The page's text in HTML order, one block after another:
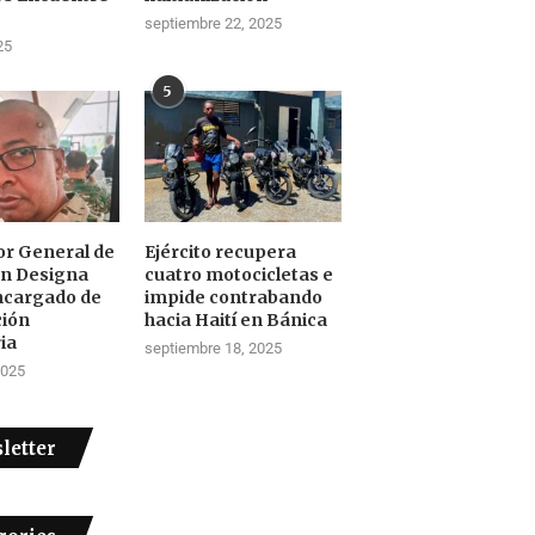
septiembre 22, 2025
General de
Designa
de
5
Ejército recupera
cuatro motocicletas e
impide contrabando
hacia Haití en Bánica
septiembre 18, 2025